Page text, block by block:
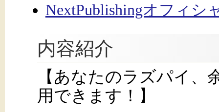
NextPublishingオフィシ
内容紹介
【あなたのラズパイ
用できます！】